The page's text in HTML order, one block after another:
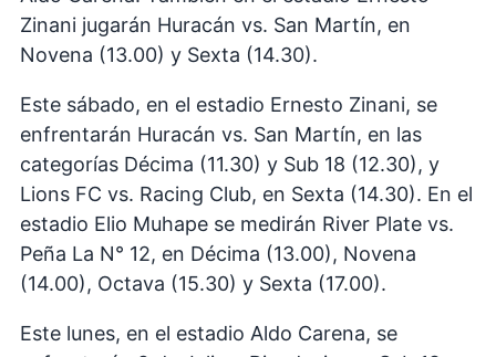
Zinani jugarán Huracán vs. San Martín, en
Novena (13.00) y Sexta (14.30).
Este sábado, en el estadio Ernesto Zinani, se
enfrentarán Huracán vs. San Martín, en las
categorías Décima (11.30) y Sub 18 (12.30), y
Lions FC vs. Racing Club, en Sexta (14.30). En el
estadio Elio Muhape se medirán River Plate vs.
Peña La N° 12, en Décima (13.00), Novena
(14.00), Octava (15.30) y Sexta (17.00).
Este lunes, en el estadio Aldo Carena, se